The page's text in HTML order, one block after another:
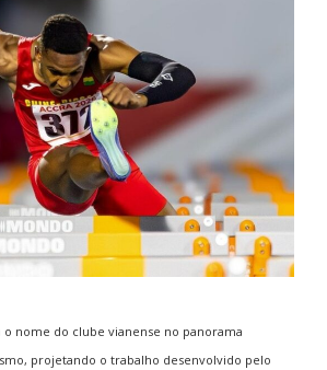
o nome do clube vianense no panorama
projetando o trabalho desenvolvido pelo